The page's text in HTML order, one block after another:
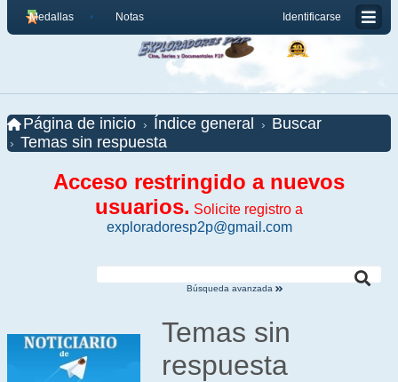
Identificarse
Medallas Notas
Página de inicio Índice general
Buscar
Temas sin respuesta
Acceso restringido a nuevos
usuarios. Solicite registro a
exploradoresp2p@gmail.com
Búsqueda avanzada
Temas sin
respuesta